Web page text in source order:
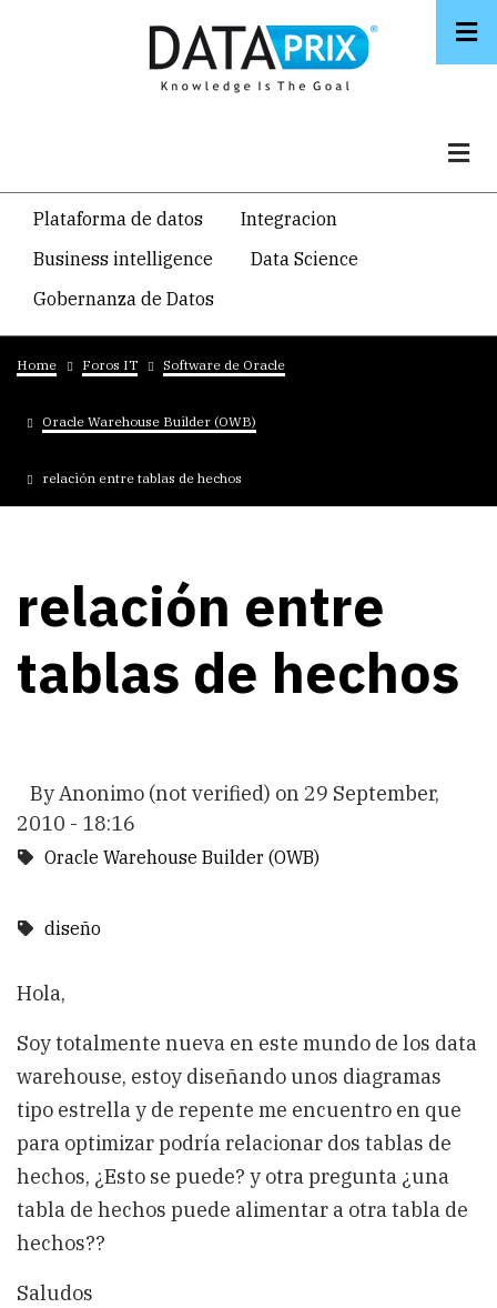
Navegacion
temática
principal
Plataforma de datos
Integracion
Business intelligence
Data Science
Gobernanza de Datos
Breadcrumb
Home Foros IT Software de Oracle
Oracle Warehouse Builder (OWB)
relación entre tablas de hechos
relación entre
tablas de hechos
ByAnonimo (not verified) on 29 September,
2010 - 18:16
Oracle Warehouse Builder (OWB)
diseño
Hola,
Soy totalmente nueva en este mundo de los data
warehouse, estoy diseñando unos diagramas
tipo estrella y de repente me encuentro en que
para optimizar podría relacionar dos tablas de
hechos, ¿Esto se puede? y otra pregunta ¿una
tabla de hechos puede alimentar a otra tabla de
hechos??
Saludos